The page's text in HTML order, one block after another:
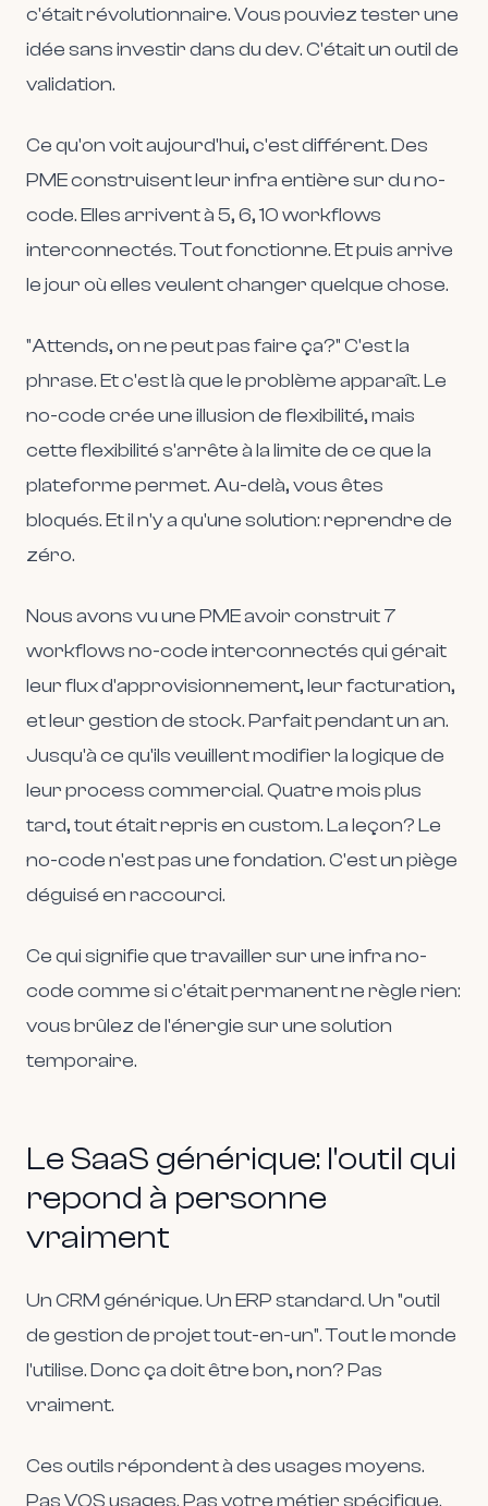
c'était révolutionnaire. Vous pouviez tester une
idée sans investir dans du dev. C'était un outil de
validation.
Ce qu'on voit aujourd'hui, c'est différent. Des
PME construisent leur infra entière sur du no-
code. Elles arrivent à 5, 6, 10 workflows
interconnectés. Tout fonctionne. Et puis arrive
le jour où elles veulent changer quelque chose.
"Attends, on ne peut pas faire ça?" C'est la
phrase. Et c'est là que le problème apparaît. Le
no-code crée une illusion de flexibilité, mais
cette flexibilité s'arrête à la limite de ce que la
plateforme permet. Au-delà, vous êtes
bloqués. Et il n'y a qu'une solution: reprendre de
zéro.
Nous avons vu une PME avoir construit 7
workflows no-code interconnectés qui gérait
leur flux d'approvisionnement, leur facturation,
et leur gestion de stock. Parfait pendant un an.
Jusqu'à ce qu'ils veuillent modifier la logique de
leur process commercial. Quatre mois plus
tard, tout était repris en custom. La leçon? Le
no-code n'est pas une fondation. C'est un piège
déguisé en raccourci.
Ce qui signifie que travailler sur une infra no-
code comme si c'était permanent ne règle rien:
vous brûlez de l'énergie sur une solution
temporaire.
Le SaaS générique: l'outil qui
repond à personne
vraiment
Un CRM générique. Un ERP standard. Un "outil
de gestion de projet tout-en-un". Tout le monde
l'utilise. Donc ça doit être bon, non? Pas
vraiment.
Ces outils répondent à des usages moyens.
Pas VOS usages. Pas votre métier spécifique.